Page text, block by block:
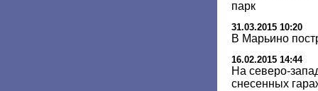
парк
31.03.2015 10:20
В Марьино
16.02.2015 14:44
На северо-
снесенных